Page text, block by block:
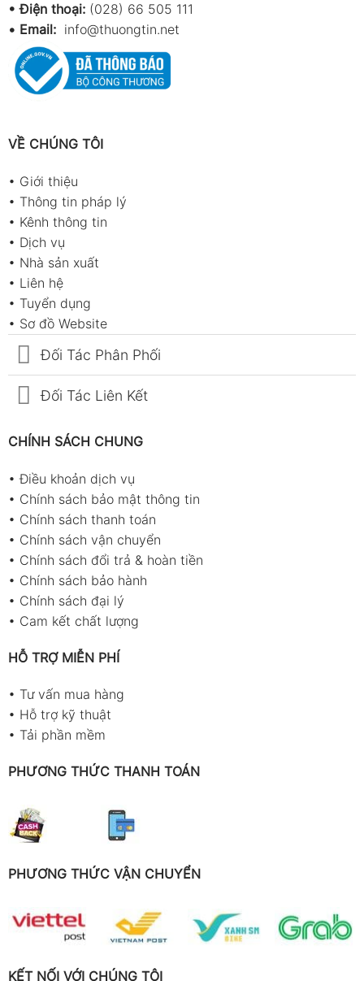
• Điện thoại: (028) 66 505 111
• Email: info@thuongtin.net
VỀ CHÚNG TÔI
• Giới thiệu
• Thông tin pháp lý
• Kênh thông tin
• Dịch vụ
• Nhà sản xuất
• Liên hệ
• Tuyển dụng
• Sơ đồ Website
Đối Tác Phân Phối
Đối Tác Liên Kết
CHÍNH SÁCH CHUNG
•Điều khoản dịch vụ
• Chính sách bảo mật thông tin
• Chính sách thanh toán
• Chính sách vận chuyển
• Chính sách đổi trả & hoàn tiền
• Chính sách bảo hành
• Chính sách đại lý
• Cam kết chất lượng
HỖ TRỢ MIỄN PHÍ
• Tư vấn mua hàng
• Hỗ trợ kỹ thuật
• Tải phần mềm
PHƯƠNG THỨC THANH TOÁN
PHƯƠNG THỨC VẬN CHUYỂN
KẾT NỐI VỚI CHÚNG TÔI